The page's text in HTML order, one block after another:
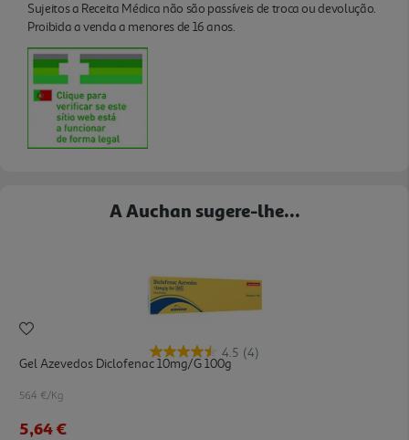
Sujeitos a Receita Médica não são passíveis de troca ou devolução.
Proibida a venda a menores de 16 anos.
A Auchan sugere-lhe...
4.5 (4)
Gel Azevedos Diclofenac 10mg/g 100g
56.4 €/Kg
5,64 €